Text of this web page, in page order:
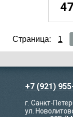
Страница: 1
+7 (921)
г. Санкт-
ул.